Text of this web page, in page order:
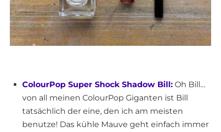
ColourPop Super Shock Shadow Bill: Oh Bill…
von all meinen ColourPop Giganten ist Bill
tatsächlich der eine, den ich am meisten
benutze! Das kühle Mauve geht einfach immer